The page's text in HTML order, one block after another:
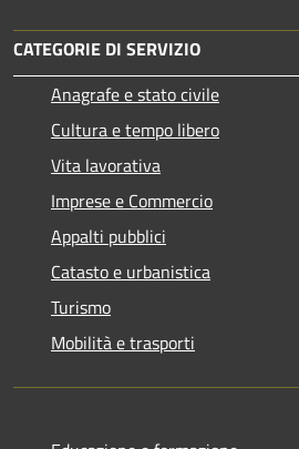
CATEGORIE DI SERVIZIO
Anagrafe e stato civile
Cultura e tempo libero
Vita lavorativa
Imprese e Commercio
Appalti pubblici
Catasto e urbanistica
Turismo
Mobilità e trasporti